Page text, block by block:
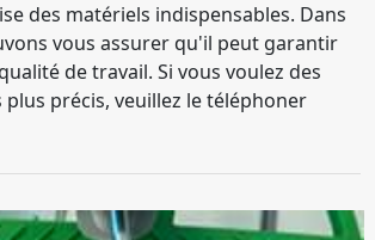
des matériels indispensables. Dans
vous assurer qu'il peut garantir
de travail. Si vous voulez des
précis, veuillez le téléphoner